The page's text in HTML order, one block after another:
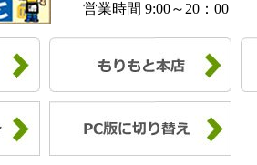
営業時間 9:00～20：00